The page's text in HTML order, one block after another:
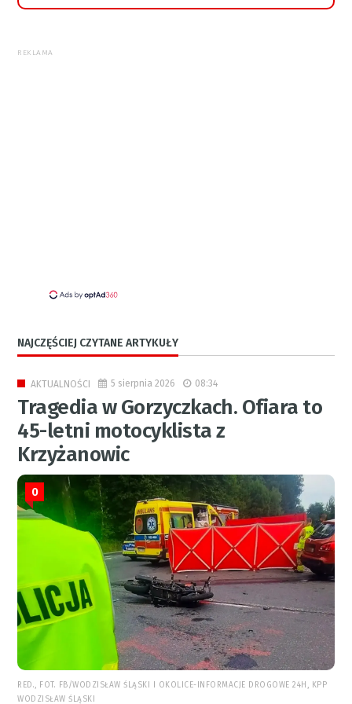
REKLAMA
NAJCZĘŚCIEJ CZYTANE ARTYKUŁY
AKTUALNOŚCI 5 sierpnia 2026 08:34
Tragedia w Gorzyczkach. Ofiara to
45-letni motocyklista z
Krzyżanowic
0
RED., FOT. FB/WODZISŁAW ŚLĄSKI I OKOLICE-INFORMACJE DROGOWE 24H, KPP
WODZISŁAW ŚLĄSKI